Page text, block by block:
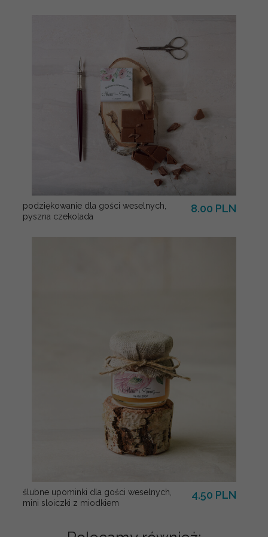
podziękowanie dla gości weselnych,
pyszna czekolada
8.00 PLN
ślubne upominki dla gości weselnych,
mini sloiczki z miodkiem
4.50 PLN